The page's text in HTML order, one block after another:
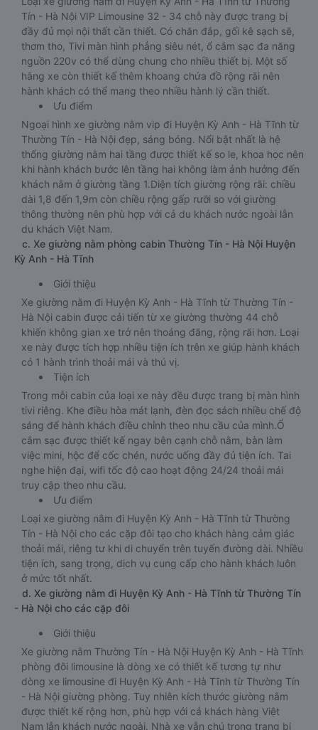
Tín - Hà Nội VIP Limousine 32 - 34 chỗ này được trang bị
đầy đủ mọi nội thất cần thiết. Có chăn đắp, gối kê sạch sẽ,
thơm tho, Tivi màn hình phẳng siêu nét, ổ cắm sạc đa năng
nguồn 220v có thể dùng chung cho nhiều thiết bị. Một số
hãng xe còn thiết kế thêm khoang chứa đồ rộng rãi nên
hành khách có thể mang theo nhiều hành lý cần thiết.
Ưu điểm
Ngoại hình xe giường nằm vip đi Huyện Kỳ Anh - Hà Tĩnh từ
Thường Tín - Hà Nội đẹp, sáng bóng. Nổi bật nhất là hệ
thống giường nằm hai tầng được thiết kế so le, khoa học nên
khi hành khách bước lên tầng hai không làm ảnh hưởng đến
khách nằm ở giường tầng 1.Diện tích giường rộng rãi: chiều
dài 1,8 đến 1,9m còn chiều rộng gấp rưỡi so với giường
thông thường nên phù hợp với cả du khách nước ngoài lẫn
du khách Việt Nam.
c. Xe giường nằm phòng cabin Thường Tín - Hà Nội Huyện
Kỳ Anh - Hà Tĩnh
Giới thiệu
Xe giường nằm đi Huyện Kỳ Anh - Hà Tĩnh từ Thường Tín -
Hà Nội cabin được cải tiến từ xe giường thường 44 chỗ
khiến không gian xe trở nên thoáng đãng, rộng rãi hơn. Loại
xe này được tích hợp nhiều tiện ích trên xe giúp hành khách
có 1 hành trình thoải mái và thú vị.
Tiện ích
Trong mỗi cabin của loại xe này đều được trang bị màn hình
tivi riêng. Khe điều hòa mát lạnh, đèn đọc sách nhiều chế độ
sáng để hành khách điều chỉnh theo nhu cầu của mình.Ổ
cắm sạc được thiết kế ngay bên cạnh chỗ nằm, bàn làm
việc mini, hộc để cốc chén, nước uống đầy đủ tiện ích. Tai
nghe hiện đại, wifi tốc độ cao hoạt động 24/24 thoải mái
truy cập theo nhu cầu.
Ưu điểm
Loại xe giường nằm đi Huyện Kỳ Anh - Hà Tĩnh từ Thường
Tín - Hà Nội cho các cặp đôi tạo cho khách hàng cảm giác
thoải mái, riêng tư khi di chuyển trên tuyến đường dài. Nhiều
tiện ích, sang trọng, dịch vụ cung cấp cho hành khách luôn
ở mức tốt nhất.
d. Xe giường nằm đi Huyện Kỳ Anh - Hà Tĩnh từ Thường Tín
- Hà Nội cho các cặp đôi
Giới thiệu
Xe giường nằm Thường Tín - Hà Nội Huyện Kỳ Anh - Hà Tĩnh
phòng đôi limousine là dòng xe có thiết kế tương tự như
dòng xe limousine đi Huyện Kỳ Anh - Hà Tĩnh từ Thường Tín
- Hà Nội giường phòng. Tuy nhiên kích thước giường nằm
được thiết kế rộng hơn, phù hợp với cả khách hàng Việt
Nam lẫn khách nước ngoài. Nhà xe vẫn chú trọng trang bị